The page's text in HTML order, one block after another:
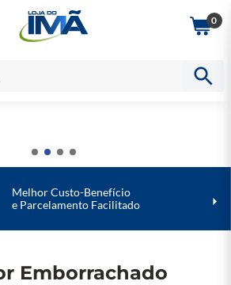
0
Melhor Custo-Benefício
e Parcelamento Facilitado
Emborrachado